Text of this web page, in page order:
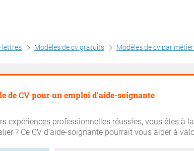
lettres Modèles de cv gratuits Modèles de cv par
de CV pour un emploi d'aide-soignante
expériences professionnelles réussies, vous êtes à
? Ce CV d’aide-soignante pourrait vous aider à